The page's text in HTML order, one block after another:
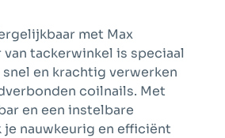
met Max
tackerwinkel is speciaal
en krachtig verwerken
coilnails. Met
en een instelbare
nauwkeurig en efficiënt